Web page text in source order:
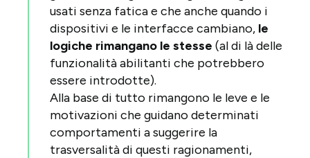
usati senza fatica e che anche quando i
dispositivi e le interfacce cambiano, le
logiche rimangano le stesse (al di là delle
funzionalità abilitanti che potrebbero
essere introdotte).
Alla base di tutto rimangono le leve e le
motivazioni che guidano determinati
comportamenti a suggerire la
trasversalità di questi ragionamenti,